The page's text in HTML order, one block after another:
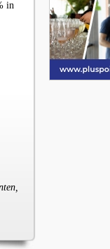
in